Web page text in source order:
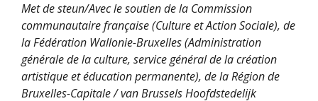
Met de steun/Avec le soutien de la Commission
communautaire française (Culture et Action Sociale), de
la Fédération Wallonie-Bruxelles (Administration
générale de la culture, service général de la création
artistique et éducation permanente), de la Région de
Bruxelles-Capitale / van Brussels Hoofdstedelijk